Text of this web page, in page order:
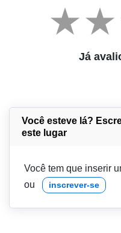
Já
Você esteve lá?
este lugar
Você tem que inserir
ou inscrever-se